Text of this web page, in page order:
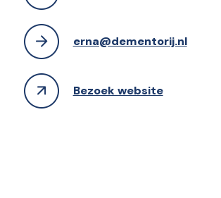
erna@dementorij.nl
Bezoek website